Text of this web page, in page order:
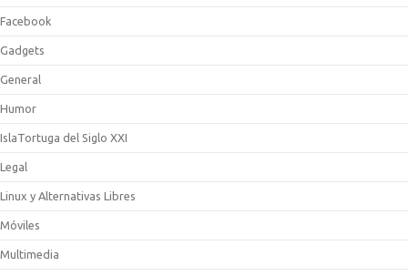
Facebook
Gadgets
General
Humor
IslaTortuga del Siglo XXI
Legal
Linux y Alternativas Libres
Móviles
Multimedia